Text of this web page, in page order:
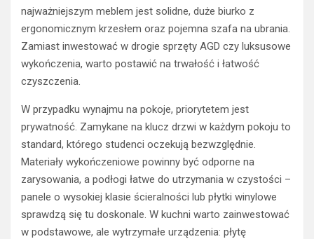
najważniejszym meblem jest solidne, duże biurko z
ergonomicznym krzesłem oraz pojemna szafa na ubrania.
Zamiast inwestować w drogie sprzęty AGD czy luksusowe
wykończenia, warto postawić na trwałość i łatwość
czyszczenia.
W przypadku wynajmu na pokoje, priorytetem jest
prywatność. Zamykane na klucz drzwi w każdym pokoju to
standard, którego studenci oczekują bezwzględnie.
Materiały wykończeniowe powinny być odporne na
zarysowania, a podłogi łatwe do utrzymania w czystości –
panele o wysokiej klasie ścieralności lub płytki winylowe
sprawdzą się tu doskonale. W kuchni warto zainwestować
w podstawowe, ale wytrzymałe urządzenia: płytę